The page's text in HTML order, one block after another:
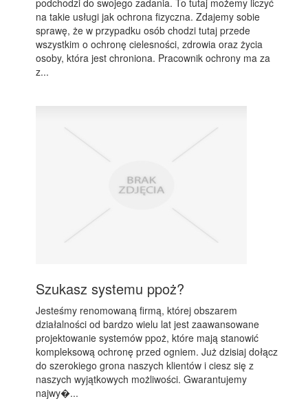
podchodzi do swojego zadania. To tutaj możemy liczyć
na takie usługi jak ochrona fizyczna. Zdajemy sobie
sprawę, że w przypadku osób chodzi tutaj przede
wszystkim o ochronę cielesności, zdrowia oraz życia
osoby, która jest chroniona. Pracownik ochrony ma za
z...
Szukasz systemu ppoż?
Jesteśmy renomowaną firmą, której obszarem
działalności od bardzo wielu lat jest zaawansowane
projektowanie systemów ppoż, które mają stanowić
kompleksową ochronę przed ogniem. Już dzisiaj dołącz
do szerokiego grona naszych klientów i ciesz się z
naszych wyjątkowych możliwości. Gwarantujemy
najwy�...